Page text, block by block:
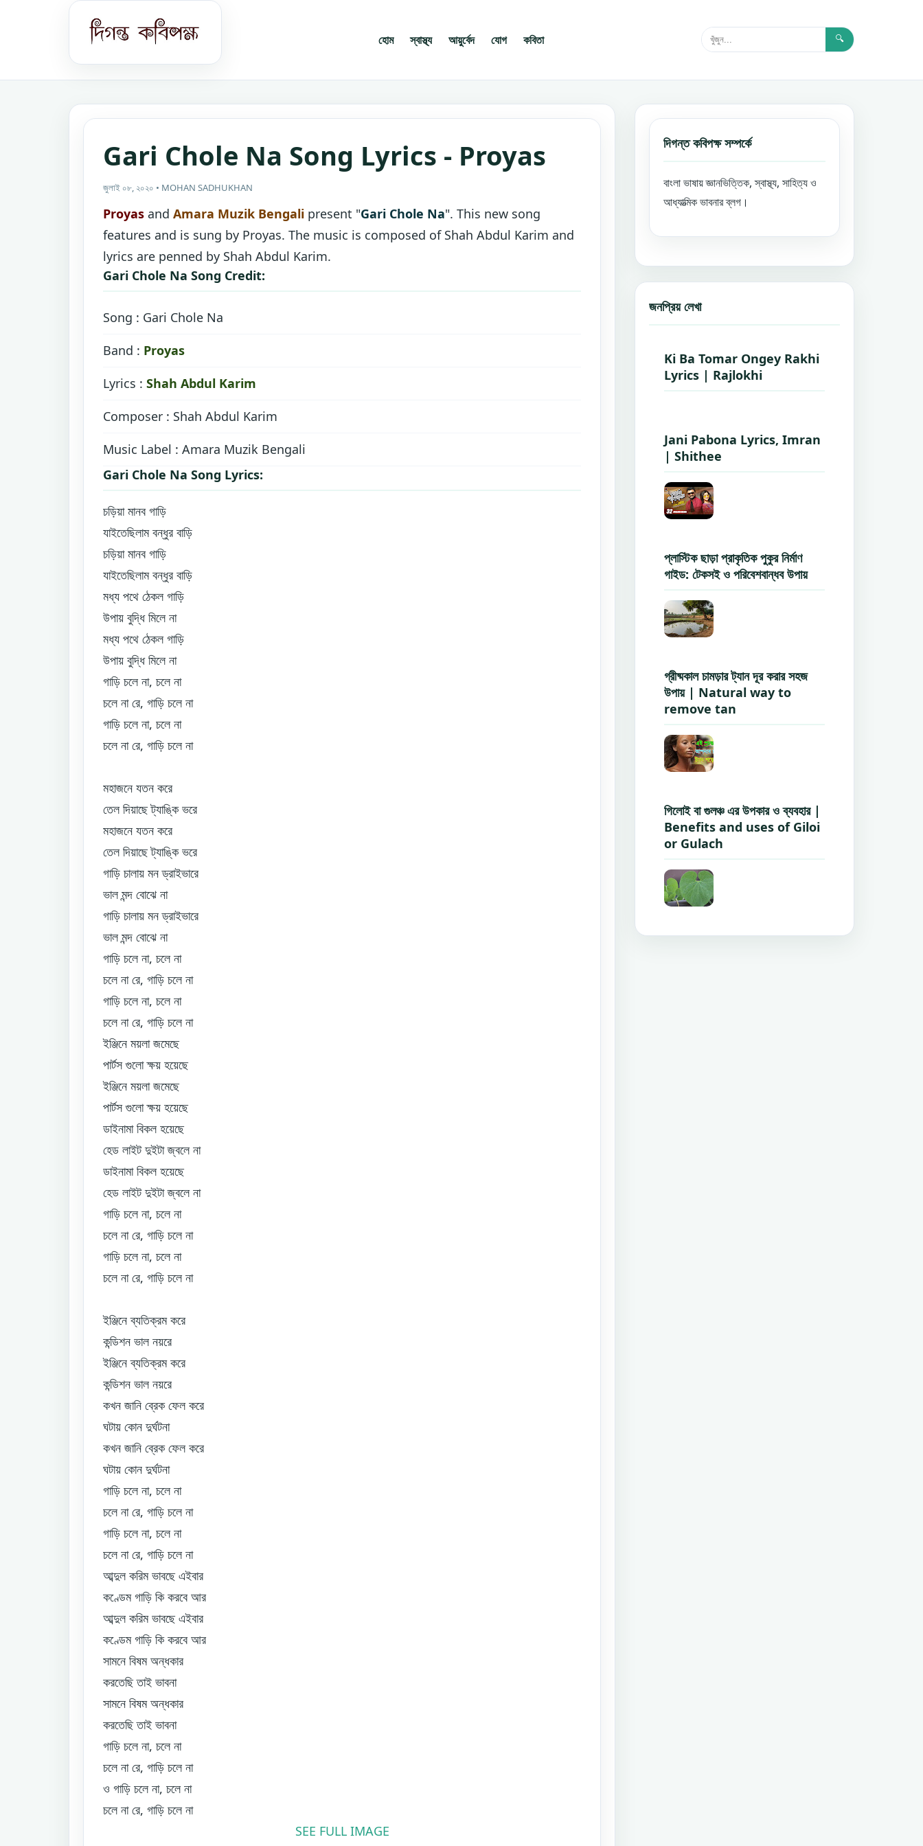
হোম স্বাস্থ্য আয়ুর্বেদ যোগ কবিতা 🔍
Gari Chole Na Song Lyrics - Proyas
জুলাই ০৮, ২০২০ • MOHAN SADHUKHAN
Proyas and Amara Muzik Bengali present "Gari Chole Na". This new song
features and is sung by Proyas. The music is composed of Shah Abdul Karim and
lyrics are penned by Shah Abdul Karim.
Gari Chole Na Song Credit:
Song : Gari Chole Na
Band : Proyas
Lyrics : Shah Abdul Karim
Composer : Shah Abdul Karim
Music Label : Amara Muzik Bengali
Gari Chole Na Song Lyrics:
চড়িয়া মানব গাড়ি
যাইতেছিলাম বন্ধুর বাড়ি
চড়িয়া মানব গাড়ি
যাইতেছিলাম বন্ধুর বাড়ি
মধ্য পথে ঠেকল গাড়ি
উপায় বুদ্ধি মিলে না
মধ্য পথে ঠেকল গাড়ি
উপায় বুদ্ধি মিলে না
গাড়ি চলে না, চলে না
চলে না রে, গাড়ি চলে না
গাড়ি চলে না, চলে না
চলে না রে, গাড়ি চলে না
মহাজনে যতন করে
তেল দিয়াছে ট্যাঙ্কি ভরে
মহাজনে যতন করে
তেল দিয়াছে ট্যাঙ্কি ভরে
গাড়ি চালায় মন ড্রাইভারে
ভাল মন্দ বোঝে না
গাড়ি চালায় মন ড্রাইভারে
ভাল মন্দ বোঝে না
গাড়ি চলে না, চলে না
চলে না রে, গাড়ি চলে না
গাড়ি চলে না, চলে না
চলে না রে, গাড়ি চলে না
ইঞ্জিনে ময়লা জমেছে
পার্টস গুলো ক্ষয় হয়েছে
ইঞ্জিনে ময়লা জমেছে
পার্টস গুলো ক্ষয় হয়েছে
ডাইনামা বিকল হয়েছে
হেড লাইট দুইটা জ্বলে না
ডাইনামা বিকল হয়েছে
হেড লাইট দুইটা জ্বলে না
গাড়ি চলে না, চলে না
চলে না রে, গাড়ি চলে না
গাড়ি চলে না, চলে না
চলে না রে, গাড়ি চলে না
ইঞ্জিনে ব্যতিক্রম করে
কন্ডিশন ভাল নয়রে
ইঞ্জিনে ব্যতিক্রম করে
কন্ডিশন ভাল নয়রে
কখন জানি ব্রেক ফেল করে
ঘটায় কোন দুর্ঘটনা
কখন জানি ব্রেক ফেল করে
ঘটায় কোন দুর্ঘটনা
গাড়ি চলে না, চলে না
চলে না রে, গাড়ি চলে না
গাড়ি চলে না, চলে না
চলে না রে, গাড়ি চলে না
আব্দুল করিম ভাবছে এইবার
কণ্ডেম গাড়ি কি করবে আর
আব্দুল করিম ভাবছে এইবার
কণ্ডেম গাড়ি কি করবে আর
সামনে বিষম অন্ধকার
করতেছি তাই ভাবনা
সামনে বিষম অন্ধকার
করতেছি তাই ভাবনা
গাড়ি চলে না, চলে না
চলে না রে, গাড়ি চলে না
ও গাড়ি চলে না, চলে না
চলে না রে, গাড়ি চলে না
SEE FULL IMAGE
দিগন্ত কবিপক্ষ সম্পর্কে
বাংলা ভাষায় জ্ঞানভিত্তিক, স্বাস্থ্য, সাহিত্য ও
আধ্যাত্মিক ভাবনার ব্লগ।
জনপ্রিয় লেখা
Ki Ba Tomar Ongey Rakhi
Lyrics | Rajlokhi
Jani Pabona Lyrics, Imran
| Shithee
প্লাস্টিক ছাড়া প্রাকৃতিক পুকুর নির্মাণ
গাইড: টেকসই ও পরিবেশবান্ধব উপায়
গ্রীষ্মকাল চামড়ার ট্যান দূর করার সহজ
উপায় | Natural way to
remove tan
গিলোই বা গুলঞ্চ এর উপকার ও ব্যবহার |
Benefits and uses of Giloi
or Gulach